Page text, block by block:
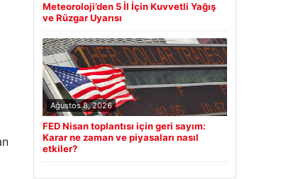
Meteoroloji’den 5 İl İçin Kuvvetli Yağış
ve Rüzgar Uyarısı
Ağustos 8, 2026
FED Nisan toplantısı için geri sayım:
Karar ne zaman ve piyasaları nasıl
etkiler?